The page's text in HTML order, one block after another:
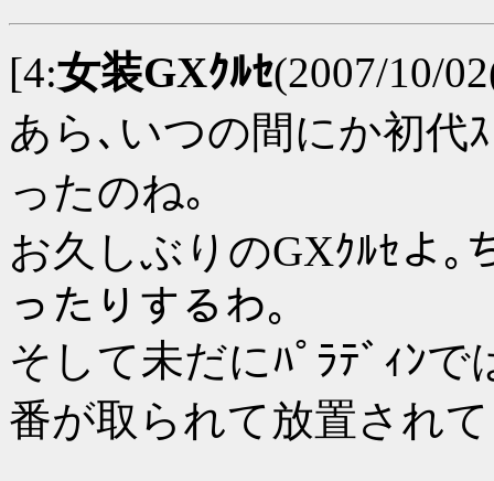
[4:女装GXｸﾙｾ(2007/10/
あら､いつの間にか初代
ったのね｡
お久しぶりのGXｸﾙｾよ｡
ったりするわ｡
そして未だにﾊﾟﾗﾃﾞｨﾝ
番が取られて放置され